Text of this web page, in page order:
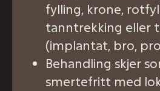
fylling, krone,
tanntrekking eller
(implantat, bro,
Behandling skjer
smertefritt med